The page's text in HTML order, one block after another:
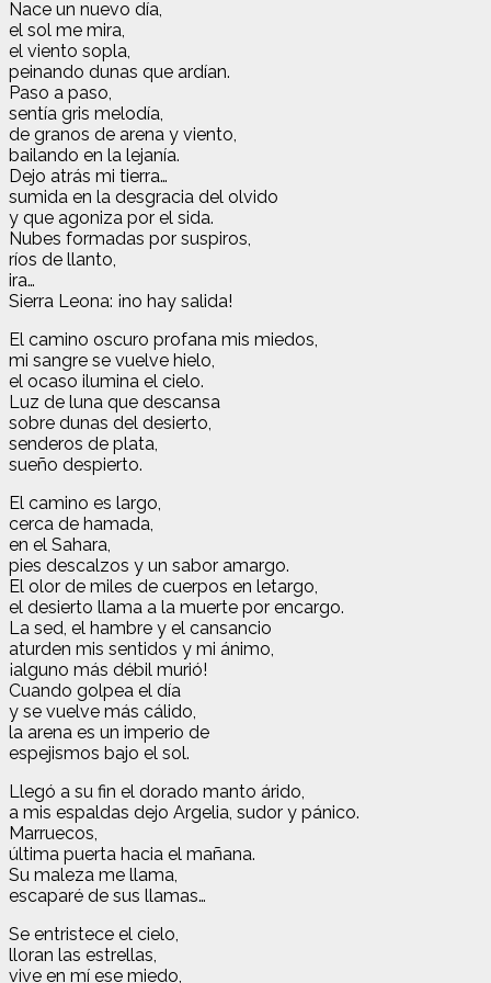
Nace un nuevo día,
el sol me mira,
el viento sopla,
peinando dunas que ardían.
Paso a paso,
sentía gris melodía,
de granos de arena y viento,
bailando en la lejanía.
Dejo atrás mi tierra…
sumida en la desgracia del olvido
y que agoniza por el sida.
Nubes formadas por suspiros,
ríos de llanto,
ira…
Sierra Leona: ¡no hay salida!
El camino oscuro profana mis miedos,
mi sangre se vuelve hielo,
el ocaso ilumina el cielo.
Luz de luna que descansa
sobre dunas del desierto,
senderos de plata,
sueño despierto.
El camino es largo,
cerca de hamada,
en el Sahara,
pies descalzos y un sabor amargo.
El olor de miles de cuerpos en letargo,
el desierto llama a la muerte por encargo.
La sed, el hambre y el cansancio
aturden mis sentidos y mi ánimo,
¡alguno más débil murió!
Cuando golpea el día
y se vuelve más cálido,
la arena es un imperio de
espejismos bajo el sol.
Llegó a su fin el dorado manto árido,
a mis espaldas dejo Argelia, sudor y pánico.
Marruecos,
última puerta hacia el mañana.
Su maleza me llama,
escaparé de sus llamas…
Se entristece el cielo,
lloran las estrellas,
vive en mí ese miedo,